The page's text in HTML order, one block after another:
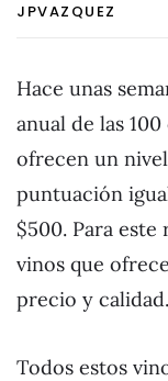
JPVAZQUEZ
Hace unas
anual de las
ofrecen un
puntuación
$500. Para
vinos que
precio y calidad.
Todos estos